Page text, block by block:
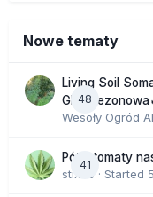
Nowe tematy
48
Living Soil
GHS
Wesoły Ogród
41
Półautomaty
stix33 · Started